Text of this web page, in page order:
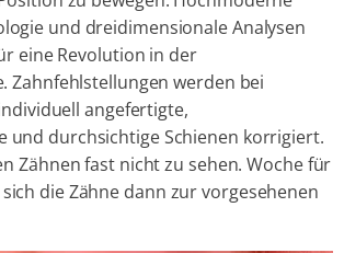
und dreidimensionale Analysen
eine Revolution in der
Zahnfehlstellungen werden bei
angefertigte,
und durchsichtige Schienen korrigiert.
Zähnen fast nicht zu sehen. Woche für
die Zähne dann zur vorgesehenen